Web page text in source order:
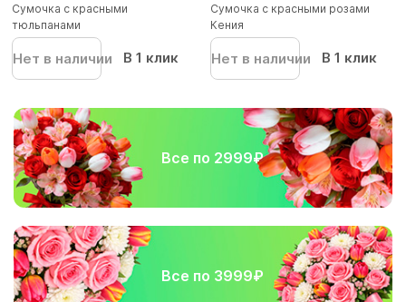
Сумочка с красными
тюльпанами
Нет в наличии В 1 клик
Сумочка с красными розами
Кения
Нет в наличии В 1 клик
Все по 2999₽
Все по 3999₽